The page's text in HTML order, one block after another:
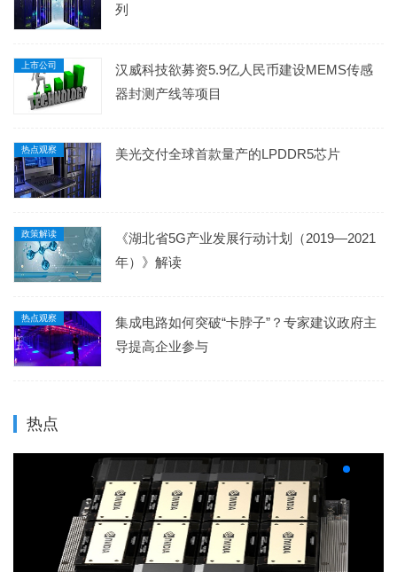
列
上市公司
汉威科技欲募资5.9亿人民币建设MEMS传感
器封测产线等项目
热点观察 美光交付全球首款量产的LPDDR5芯片
政策解读
《湖北省5G产业发展行动计划（2019—2021
年）》解读
热点观察
集成电路如何突破“卡脖子”？专家建议政府主
导提高企业参与
热点